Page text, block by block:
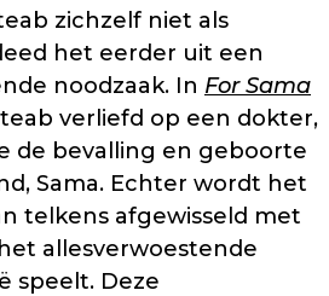
zichzelf niet als
het eerder uit een
noodzaak. In For Sama
verliefd op een dokter,
de bevalling en geboorte
Sama. Echter wordt het
telkens afgewisseld met
allesverwoestende
speelt. Deze